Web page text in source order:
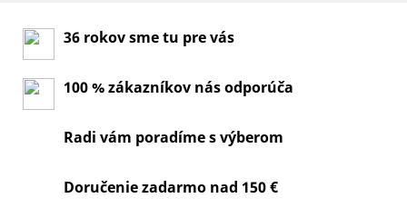
36 rokov sme tu pre vás
100 % zákazníkov nás odporúča
Radi vám poradíme s výberom
Doručenie zadarmo nad 150 €